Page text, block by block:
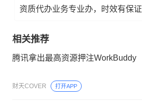
资质代办业务专业办，时效有保证
相关推荐
腾讯拿出最高资源押注WorkBuddy
财天COVER 打开APP